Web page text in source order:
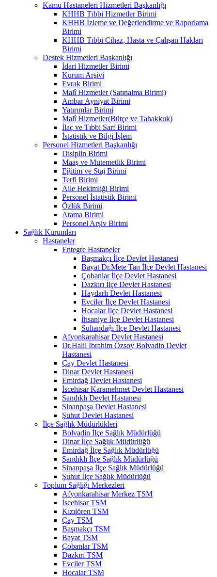
Kamu Hastaneleri Hizmetleri Başkanlığı
KHHB Tıbbi Hizmetler Birimi
KHHB İzleme ve Değerlendirme ve Raporlama
Birimi
KHHB Tıbbi Cihaz, Hasta ve Çalışan Hakları
Birimi
Destek Hizmetleri Başkanlığı
İdari Hizmetler Birimi
Kurum Arşivi
Evrak Birimi
Malî Hizmetler (Satınalma Birimi)
Ambar Ayniyat Birimi
Yatırımlar Birimi
Malî Hizmetler(Bütçe ve Tahakkuk)
İlaç ve Tıbbi Sarf Birimi
İstatistik ve Bilgi İşlem
Personel Hizmetleri Başkanlığı
Disiplin Birimi
Maaş ve Mutemetlik Birimi
Eğitim ve Staj Birimi
Terfi Birimi
Aile Hekimliği Birimi
Personel İstatistik Birimi
Özlük Birimi
Atama Birimi
Personel Arşiv Birimi
Sağlık Kurumları
Hastaneler
Entegre Hastaneler
Başmakçı İlçe Devlet Hastanesi
Bayat Dr.Mete Tan İlçe Devlet Hastanesi
Çobanlar İlçe Devlet Hastanesi
Dazkırı İlçe Devlet Hastanesi
Haydarlı Devlet Hastanesi
Evciler İlçe Devlet Hastanesi
Hocalar İlçe Devlet Hastanesi
İhsaniye İlçe Devlet Hastanesi
Sultandağı İlçe Devlet Hastanesi
Afyonkarahisar Devlet Hastanesi
Dr.Halil İbrahim Özsoy Bolvadin Devlet
Hastanesi
Çay Devlet Hastanesi
Dinar Devlet Hastanesi
Emirdağ Devlet Hastanesi
İscehisar Karamehmet Devlet Hastanesi
Sandıklı Devlet Hastanesi
Sinanpaşa Devlet Hastanesi
Şuhut Devlet Hastanesi
İlçe Sağlık Müdürlükleri
Bolvadin İlçe Sağlık Müdürlüğü
Dinar İlçe Sağlık Müdürlüğü
Emirdağ İlçe Sağlık Müdürlüğü
Sandıklı İlçe Sağlık Müdürlüğü
Sinanpaşa İlçe Sağlık Müdürlüğü
Şuhut İlçe Sağlık Müdürlüğü
Toplum Sağlığı Merkezleri
Afyonkarahisar Merkez TSM
İscehisar TSM
Kızılören TSM
Çay TSM
Başmakçı TSM
Bayat TSM
Çobanlar TSM
Dazkırı TSM
Evciler TSM
Hocalar TSM